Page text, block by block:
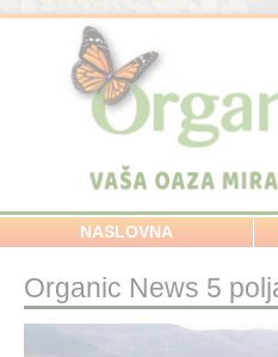
NASLOVNA
Organic News 5